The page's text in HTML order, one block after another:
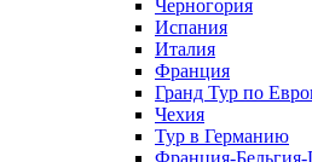
Черногория
Испания
Италия
Франция
Гранд Тур по
Чехия
Тур в Германию
Франция-Бельгия-